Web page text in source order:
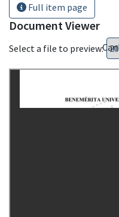
Full item page
Document Viewer
Select a file to preview: